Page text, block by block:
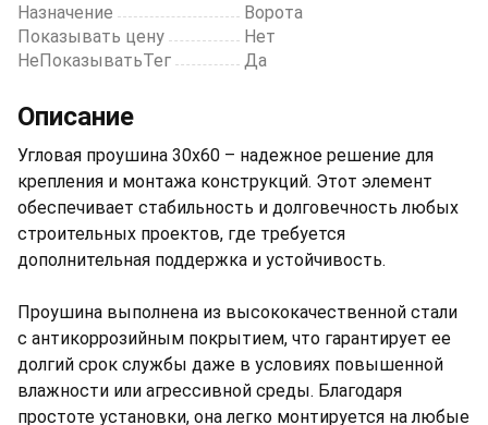
Назначение
Ворота
Показывать цену
Нет
НеПоказыватьТег
Да
Описание
Угловая проушина 30х60 – надежное решение для
крепления и монтажа конструкций. Этот элемент
обеспечивает стабильность и долговечность любых
строительных проектов, где требуется
дополнительная поддержка и устойчивость.
Проушина выполнена из высококачественной стали
с антикоррозийным покрытием, что гарантирует ее
долгий срок службы даже в условиях повышенной
влажности или агрессивной среды. Благодаря
простоте установки, она легко монтируется на любые